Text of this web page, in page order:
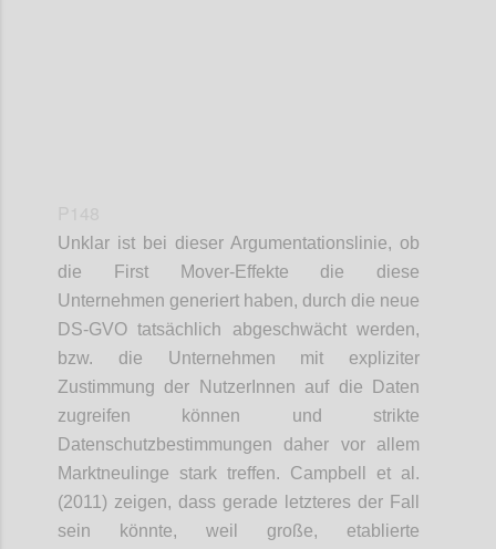
Unklar ist bei dieser Argumentationslinie, ob
die First Mover-Effekte die diese
Unternehmen generiert haben, durch die neue
DS-GVO tatsächlich abgeschwächt werden,
bzw. die Unternehmen mit expliziter
Zustimmung der NutzerInnen auf die Daten
zugreifen können und strikte
Datenschutzbestimmungen daher vor allem
Marktneulinge stark treffen. Campbell et al.
(2011) zeigen, dass gerade letzteres der Fall
sein könnte, weil große, etablierte